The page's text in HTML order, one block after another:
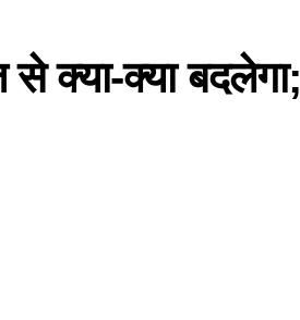
क्या-क्या बदलेगा;